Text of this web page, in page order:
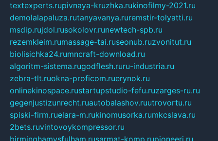
textexperts.rupivnaya-kruzhka.rukinofilmy-2021.ru
demolalapaluza.rutanyavanya.ruremstir-tolyatti.ru
msdip.rujdol.rusokolovr.runewtech-spb.ru
rezemkleim.rumassage-tai.ruseonub.ruzvonitut.ru
biolisichka24.rumncraft-download.ru
algoritm-sistema.rugodflesh.ruru-industria.ru
zebra-tlt.ruokna-proficom.ruerynok.ru
onlinekinospace.rustartupstudio-fefu.ruzarges-ru.ru
gegenjustizunrecht.ruautobalashov.ruutrovortu.ru
spiski-firm.ruelara-m.rukinomusorka.rumkcslava.ru
2bets.ruvintovoykompressor.ru